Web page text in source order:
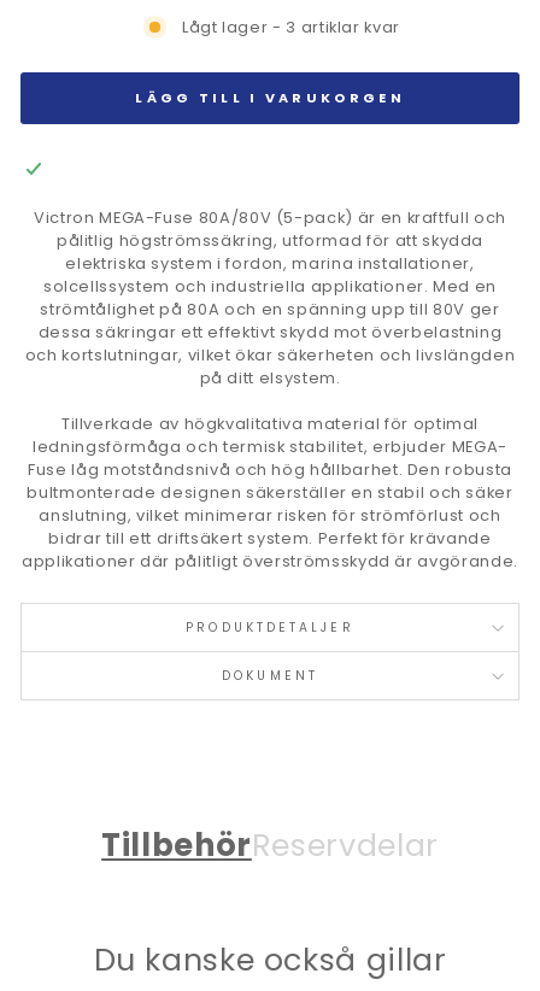
Lågt lager - 3 artiklar kvar
LÄGG TILL I VARUKORGEN
Victron MEGA-Fuse 80A/80V (5-pack) är en kraftfull och
pålitlig högströmssäkring, utformad för att skydda
elektriska system i fordon, marina installationer,
solcellssystem och industriella applikationer. Med en
strömtålighet på 80A och en spänning upp till 80V ger
dessa säkringar ett effektivt skydd mot överbelastning
och kortslutningar, vilket ökar säkerheten och livslängden
på ditt elsystem.
Tillverkade av högkvalitativa material för optimal
ledningsförmåga och termisk stabilitet, erbjuder MEGA-
Fuse låg motståndsnivå och hög hållbarhet. Den robusta
bultmonterade designen säkerställer en stabil och säker
anslutning, vilket minimerar risken för strömförlust och
bidrar till ett driftsäkert system. Perfekt för krävande
applikationer där pålitligt överströmsskydd är avgörande.
PRODUKTDETALJER
DOKUMENT
TillbehörReservdelar
Du kanske också gillar